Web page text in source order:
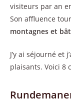
visiteurs par an
Son affluence
montagnes et
J’y ai séjourné et
plaisants. Voici 8